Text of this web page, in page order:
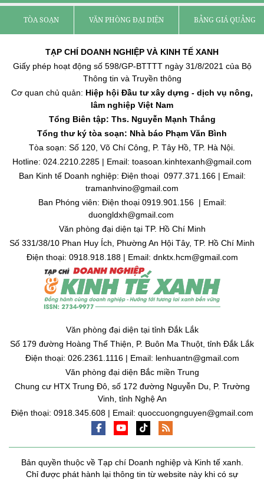
TÒA SOẠN VĂN PHÒNG ĐẠI DIỆN BẢNG GIÁ QUẢNG
TẠP CHÍ DOANH NGHIỆP VÀ KINH TẾ XANH
Giấy phép hoạt động số 598/GP-BTTTT ngày 31/8/2021 của Bộ
Thông tin và Truyền thông
Cơ quan chủ quản: Hiệp hội Đầu tư xây dựng - dịch vụ nông,
lâm nghiệp Việt Nam
Tổng Biên tập: Ths. Nguyễn Mạnh Thắng
Tổng thư ký tòa soạn: Nhà báo Phạm Văn Bình
Tòa soạn: Số 120, Võ Chí Công, P. Tây Hồ, TP. Hà Nội.
Hotline: 024.2210.2285 | Email: toasoan.kinhtexanh@gmail.com
Ban Kinh tế Doanh nghiệp: Điện thoại 0977.371.166 | Email:
tramanhvino@gmail.com
Ban Phóng viên: Điện thoại 0919.901.156 | Email:
duongldxh@gmail.com
Văn phòng đại diện tại TP. Hồ Chí Minh
Số 331/38/10 Phan Huy Ích, Phường An Hội Tây, TP. Hồ Chí Minh
Điện thoại: 0918.918.188 | Email: dnktx.hcm@gmail.com
Văn phòng đại diện tại tỉnh Đắk Lắk
Số 179 đường Hoàng Thế Thiện, P. Buôn Ma Thuột, tỉnh Đắk Lắk
Điện thoại: 026.2361.1116 | Email: lenhuantn@gmail.com
Văn phòng đại diện Bắc miền Trung
Chung cư HTX Trung Đô, số 172 đường Nguyễn Du, P. Trường
Vinh, tỉnh Nghệ An
Điện thoại: 0918.345.608 | Email: quoccuongnguyen@gmail.com
Bản quyền thuộc về Tạp chí Doanh nghiệp và Kinh tế xanh.
Chỉ được phát hành lại thông tin từ website này khi có sự